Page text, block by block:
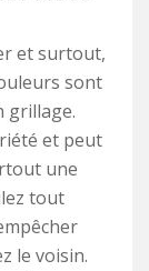
et surtout,
sont
grillage.
et peut
une
tout
le voisin.